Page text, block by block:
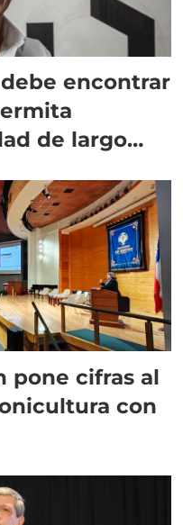
encontrar
de largo
pone cifras al
con